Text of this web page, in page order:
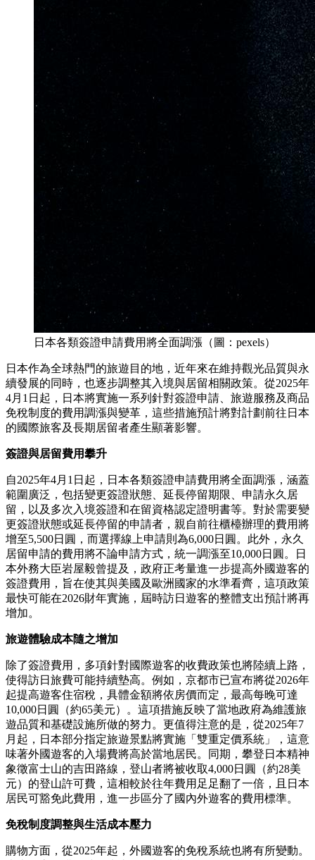
日本各類簽證申請費用將全面調漲（圖：pexels）
日本作為全球熱門的旅遊目的地，近年來在維持觀光品質與永
續發展的同時，也逐步調整其入境與居留相關政策。從2025年
4月1日起，日本將實施一系列針對簽證申請、旅遊服務及商品
免稅制度的費用調漲與變革，這些措施預計將對計劃前往日本
的國際旅客及長期居留者產生顯著影響。
簽證與居留費用攀升
自2025年4月1日起，日本各類簽證申請費用將全面調漲，涵蓋
範圍廣泛，包括變更簽證狀態、延長停留期限、申請永久居
留，以及多次入境簽證和在留資格認定證明書等。對於需要變
更簽證狀態或延長停留的申請者，親自前往櫃檯辦理的費用將
增至5,500日圓，而選擇線上申請則為6,000日圓。此外，永久
居留申請的費用將不論申請方式，統一調漲至10,000日圓。日
本外務大臣岩屋毅曾提及，政府正考量進一步提高外國遊客的
簽證費用，旨在使其與美國及歐洲國家的水準看齊，這項政策
最快可能在2026財年實施，屆時訪日遊客的整體支出預計將再
增加。
旅遊體驗成本隨之增加
除了簽證費用，多項針對國際遊客的收費政策也將陸續上路，
使得訪日旅費可能持續墊高。例如，京都市已宣布將從2026年
起提高遊客住宿稅，具體金額將依房價而定，最高每晚可達
10,000日圓（約65美元）。這項措施反映了當地政府為維護旅
遊品質和基礎設施所做的努力。更值得注意的是，從2025年7
月起，日本部分指定旅遊景點將實施「雙重定價系統」，這意
味著外國遊客的入場費將高於當地居民。同期，攀登日本精神
象徵富士山的吉田路線，登山者將被收取4,000日圓（約28美
元）的登山許可費，這相較於往年費用足足翻了一倍，且日本
居民可豁免此費用，進一步區分了國內外遊客的費用標準。
免稅制度調整與生活成本壓力
購物方面，從2025年起，外國遊客的免稅系統也將有所變動。